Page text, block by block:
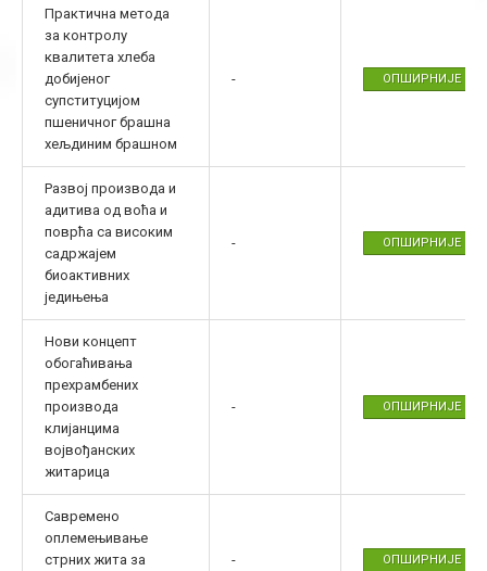
Практична метода
за контролу
квалитета хлеба
добијеног
супституцијом
пшеничног брашна
хељдиним брашном
- ОПШИРНИЈЕ
Развој производа и
адитива од воћа и
поврћа са високим
садржајем
биоактивних
једињења
- ОПШИРНИЈЕ
Нови концепт
обогаћивања
прехрамбених
производа
клијанцима
војвођанских
житарица
- ОПШИРНИЈЕ
Савремено
оплемењивање
стрних жита за
- ОПШИРНИЈЕ